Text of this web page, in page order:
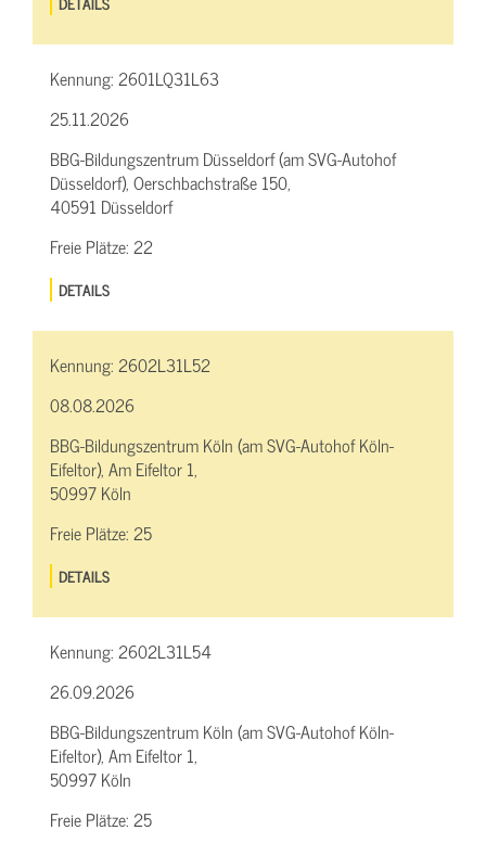
Kennung:2601LQ31L63
25.11.2026
BBG-Bildungszentrum Düsseldorf (am SVG-Autohof
Düsseldorf), Oerschbachstraße 150,
40591 Düsseldorf
Freie Plätze:22
DETAILS
Kennung:2602L31L52
08.08.2026
BBG-Bildungszentrum Köln (am SVG-Autohof Köln-
Eifeltor), Am Eifeltor 1,
50997 Köln
Freie Plätze:25
DETAILS
Kennung:2602L31L54
26.09.2026
BBG-Bildungszentrum Köln (am SVG-Autohof Köln-
Eifeltor), Am Eifeltor 1,
50997 Köln
Freie Plätze:25